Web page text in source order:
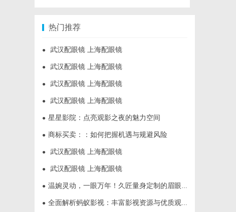
热门推荐
● 武汉配眼镜 上海配眼镜
● 武汉配眼镜 上海配眼镜
● 武汉配眼镜 上海配眼镜
● 武汉配眼镜 上海配眼镜
● 星星影院：点亮观影之夜的魅力空间
● 商标买卖：：如何把握机遇与规避风险
● 武汉配眼镜 上海配眼镜
● 武汉配眼镜 上海配眼镜
● 温婉灵动，一眼万年！久匠量身定制的眉眼唇，才是你整张脸的点睛之笔！淡颜系女生的气质加分项
● 全面解析蚂蚁影视：丰富影视资源与优质观影体验的新时代平台